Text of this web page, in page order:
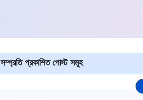
সম্প্রতি প্রকাশিত পোস্ট সমূহ